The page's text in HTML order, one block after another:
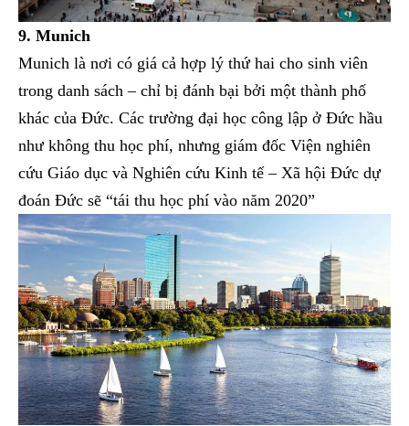
9. Munich
Munich là nơi có giá cả hợp lý thứ hai cho sinh viên
trong danh sách – chỉ bị đánh bại bởi một thành phố
khác của Đức. Các trường đại học công lập ở Đức hầu
như không thu học phí, nhưng giám đốc Viện nghiên
cứu Giáo dục và Nghiên cứu Kinh tế – Xã hội Đức dự
đoán Đức sẽ “tái thu học phí vào năm 2020”